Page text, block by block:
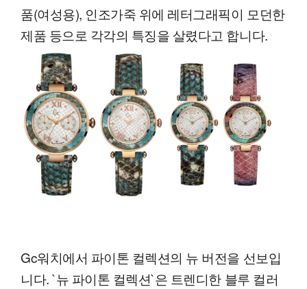
품(여성용), 인조가죽 위에 레터그래픽이 모던한
제품 등으로 각각의 특징을 살렸다고 합니다.
Gc워치에서 파이톤 컬렉션의 뉴 버전을 선보입
니다. `뉴 파이톤 컬렉션`은 트렌디한 블루 컬러